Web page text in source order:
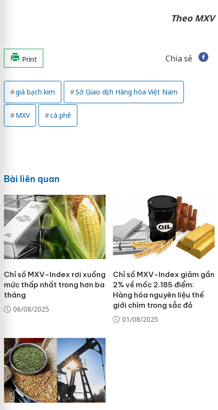
Theo MXV
Print Chia sẻ
giá bạch kim Sở Giao dịch Hàng hóa Việt Nam
MXV cà phê
Bài liên quan
Chỉ số MXV-Index rơi xuống
mức thấp nhất trong hơn ba
tháng
06/08/2025
Chỉ số MXV-Index giảm gần
2% về mốc 2.185 điểm:
Hàng hóa nguyên liệu thế
giới chìm trong sắc đỏ
01/08/2025